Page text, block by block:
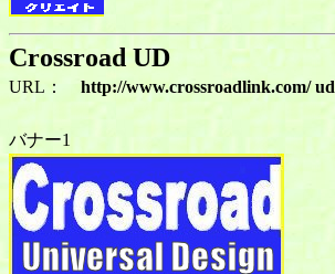
Crossroad UD
URL： http://www.crossroadlink.com/ ud
バナー1